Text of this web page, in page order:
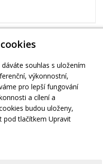
souhlas s uložením
výkonnostní,
pro lepší fungování
a cílení a
budou uloženy,
pod tlačítkem Upravit